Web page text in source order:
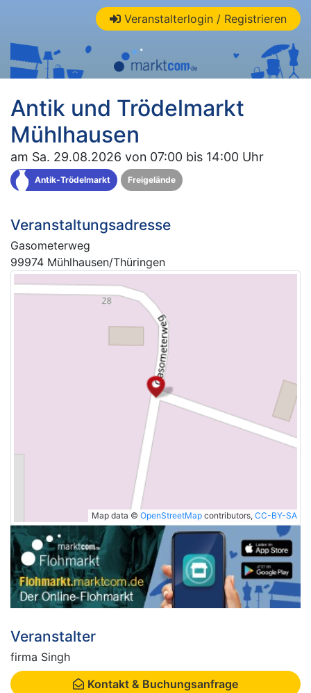
Veranstalterlogin / Registrieren
Antik und Trödelmarkt
Mühlhausen
am Sa. 29.08.2026 von 07:00 bis 14:00 Uhr
Antik-Trödelmarkt Freigelände
Veranstaltungsadresse
Gasometerweg
99974 Mühlhausen/Thüringen
Map data © OpenStreetMap contributors, CC-BY-SA
Veranstalter
firma Singh
Kontakt & Buchungsanfrage